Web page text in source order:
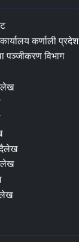
कर्णाली प्रदेश
पञ्जीकरण विभाग
दैलेख